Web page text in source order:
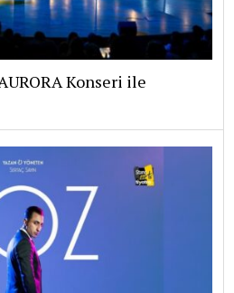
Konseri ile